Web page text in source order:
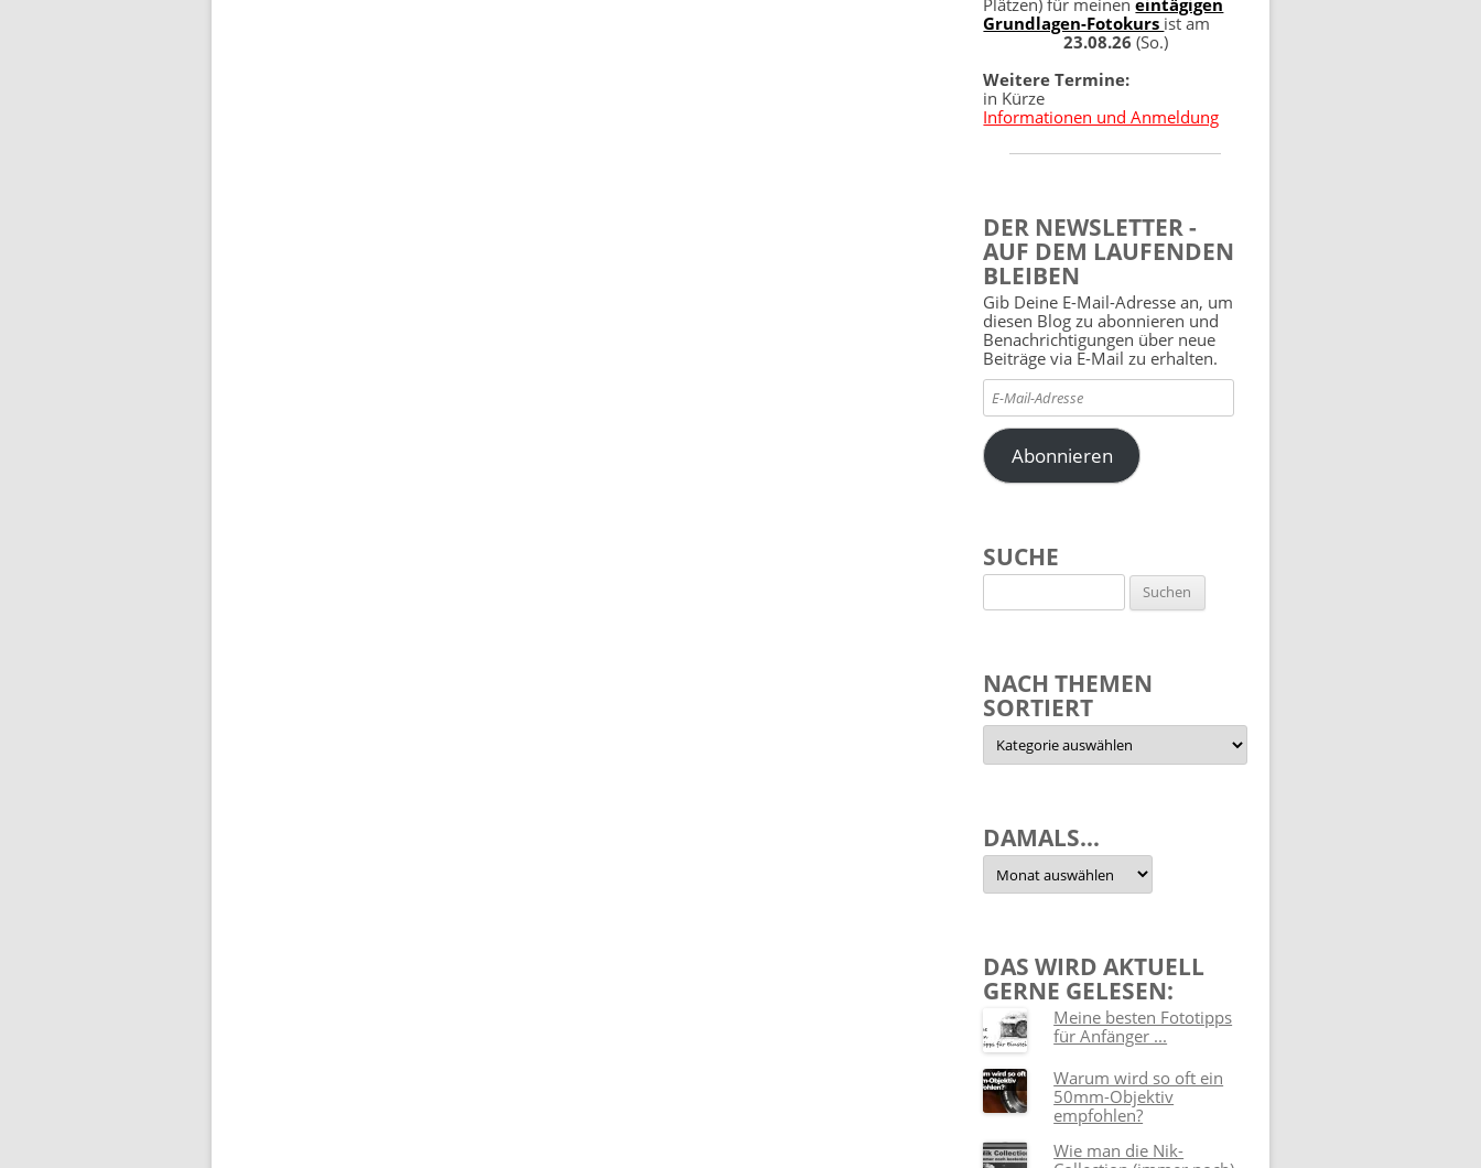
Grundlagen-Fotokurs ist am
23.08.26 (So.)
Weitere Termine:
in Kürze
Informationen und Anmeldung
DER NEWSLETTER -
AUF DEM LAUFENDEN
BLEIBEN
Gib Deine E-Mail-Adresse an, um
diesen Blog zu abonnieren und
Benachrichtigungen über neue
Beiträge via E-Mail zu erhalten.
E-
Mail-
Adresse
Abonnieren
SUCHE
nach:
NACH THEMEN
SORTIERT
Nach
Themen
sortiert
DAMALS…
Damals…
DAS WIRD AKTUELL
GERNE GELESEN:
Meine besten Fototipps
für Anfänger ...
Warum wird so oft ein
50mm-Objektiv
empfohlen?
Wie man die Nik-